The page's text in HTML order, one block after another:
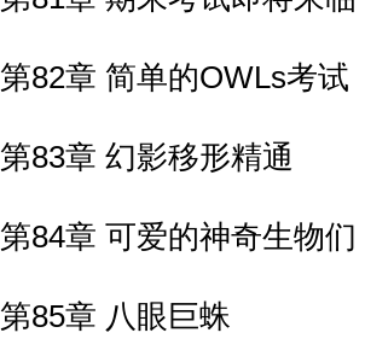
第82章 简单的OWLs考试
第83章 幻影移形精通
第84章 可爱的神奇生物们
第85章 八眼巨蛛